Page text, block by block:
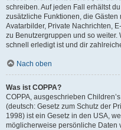
schreiben. Auf jeden Fall erhältst
zusätzliche Funktionen, die Gästen
Avatarbilder, Private Nachrichten,
zu Benutzergruppen und so
schnell erledigt ist und dir
Nach oben
Was ist COPPA?
COPPA, ausgeschrieben
(deutsch: Gesetz zum Schutz der
1998) ist ein Gesetz in den USA,
möglicherweise persönliche Daten